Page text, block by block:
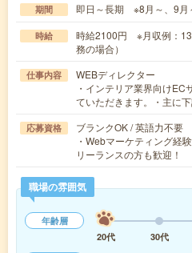
期間 即日～長期 ※8月～、9月
時給
時給2100円 ※月収例：
務の場合）
仕事内容
WEBディレクター
・インテリア業界向けEC
ていただきます。・主に
応募資格
ブランクOK / 英語力不要
・Webマーケティング経
リーランスの方も歓迎！
職場の雰囲気
年齢層
20代
30代